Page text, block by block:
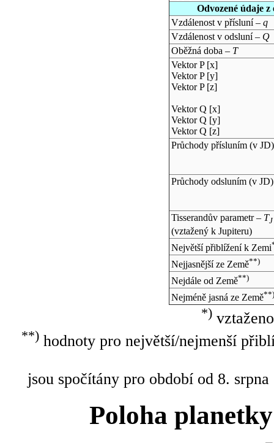
Odvozené údaje
Vzdálenost v přísluní – q
Vzdálenost v odsluní – Q
Oběžná doba – T
Vektor P [x]
Vektor P [y]
Vektor P [z]
Vektor Q [x]
Vektor Q [y]
Vektor Q [z]
Průchody přísluním (v JD)
Průchody odsluním (v JD)
Tisserandův parametr – TJ
(vztažený k Jupiteru)
Největší přiblížení k Zemi
Nejjasnější ze Země**)
Nejdále od Země**)
Nejméně jasná ze Země**)
*)
**)hodnoty pro největší/nejmenší
jsou spočítány pro období od 8.
Poloha